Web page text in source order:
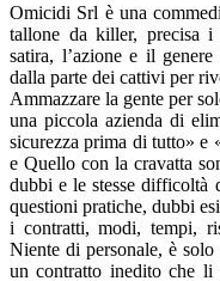
Omicidi Srl è una
tallone da killer, precisa
satira, l’azione e il
dalla parte dei cattivi per
Ammazzare la gente per
una piccola azienda di
sicurezza prima di tutto» e
e Quello con la cravatta
dubbi e le stesse difficoltà
questioni pratiche, dubbi
i contratti, modi, tempi,
Niente di personale, è
un contratto inedito che li